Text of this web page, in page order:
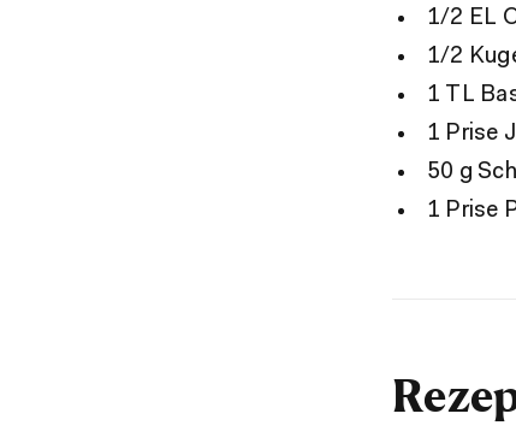
1/2 EL
1/2
1 TL
1 Prise
50 g
1 Prise